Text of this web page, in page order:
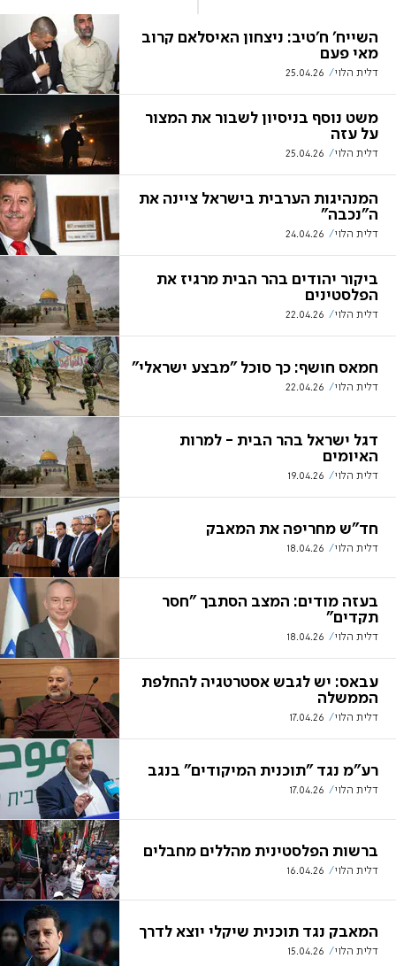
השייח' ח'טיב: ניצחון האיסלאם קרוב
מאי פעם
דלית הלוי 25.04.26
משט נוסף בניסיון לשבור את המצור
על עזה
דלית הלוי 25.04.26
המנהיגות הערבית בישראל ציינה את
ה"נכבה"
דלית הלוי 24.04.26
ביקור יהודים בהר הבית מרגיז את
הפלסטינים
דלית הלוי 22.04.26
חמאס חושף: כך סוכל "מבצע ישראלי"
דלית הלוי 22.04.26
דגל ישראל בהר הבית - למרות
האיומים
דלית הלוי 19.04.26
חד"ש מחריפה את המאבק
דלית הלוי 18.04.26
בעזה מודים: המצב הסתבך "חסר
תקדים"
דלית הלוי 18.04.26
עבאס: יש לגבש אסטרטגיה להחלפת
הממשלה
דלית הלוי 17.04.26
רע"מ נגד "תוכנית המיקודים" בנגב
דלית הלוי 17.04.26
ברשות הפלסטינית מהללים מחבלים
דלית הלוי 16.04.26
המאבק נגד תוכנית שיקלי יוצא לדרך
דלית הלוי 15.04.26